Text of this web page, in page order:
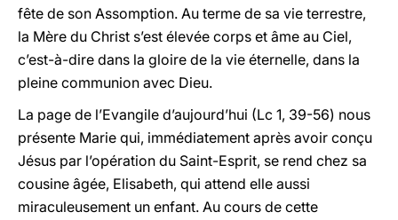
fête de son Assomption. Au terme de sa vie terrestre,
la Mère du Christ s’est élevée corps et âme au Ciel,
c’est-à-dire dans la gloire de la vie éternelle, dans la
pleine communion avec Dieu.
La page de l’Evangile d’aujourd’hui (Lc 1, 39-56) nous
présente Marie qui, immédiatement après avoir conçu
Jésus par l’opération du Saint-Esprit, se rend chez sa
cousine âgée, Elisabeth, qui attend elle aussi
miraculeusement un enfant. Au cours de cette